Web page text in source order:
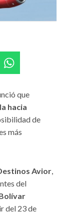
que
hacia
de
más
Avior,
del
del 23 de